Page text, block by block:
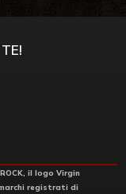
ROCK, il logo Virgin
registrati di